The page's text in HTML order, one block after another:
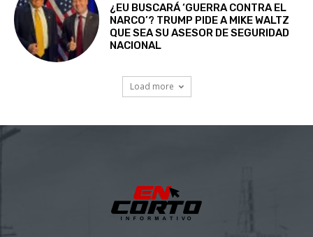
¿EU BUSCARÁ ‘GUERRA CONTRA EL
NARCO’? TRUMP PIDE A MIKE WALTZ
QUE SEA SU ASESOR DE SEGURIDAD
NACIONAL
Load more